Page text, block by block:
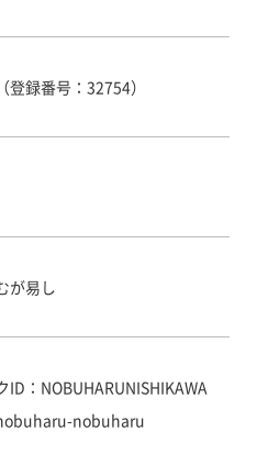
登録番号：32754）
が易し
ID：NOBUHARUNISHIKAWA
nobuharu